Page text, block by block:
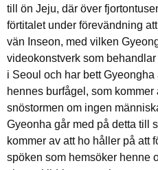
till ön Jeju, där över
förtitalet under förevändning
vän Inseon, med vilken
videokonstverk som
i Seoul och har bett Gyeongha
hennes burfågel, som
snöstormen om ingen
Gyeonha går med på detta till
kommer av att ho håller på att
spöken som hemsöker henne